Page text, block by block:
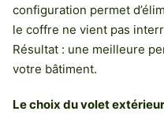
configuration permet
le coffre ne vient pas
Résultat : une meilleure
votre bâtiment.
Le choix du volet